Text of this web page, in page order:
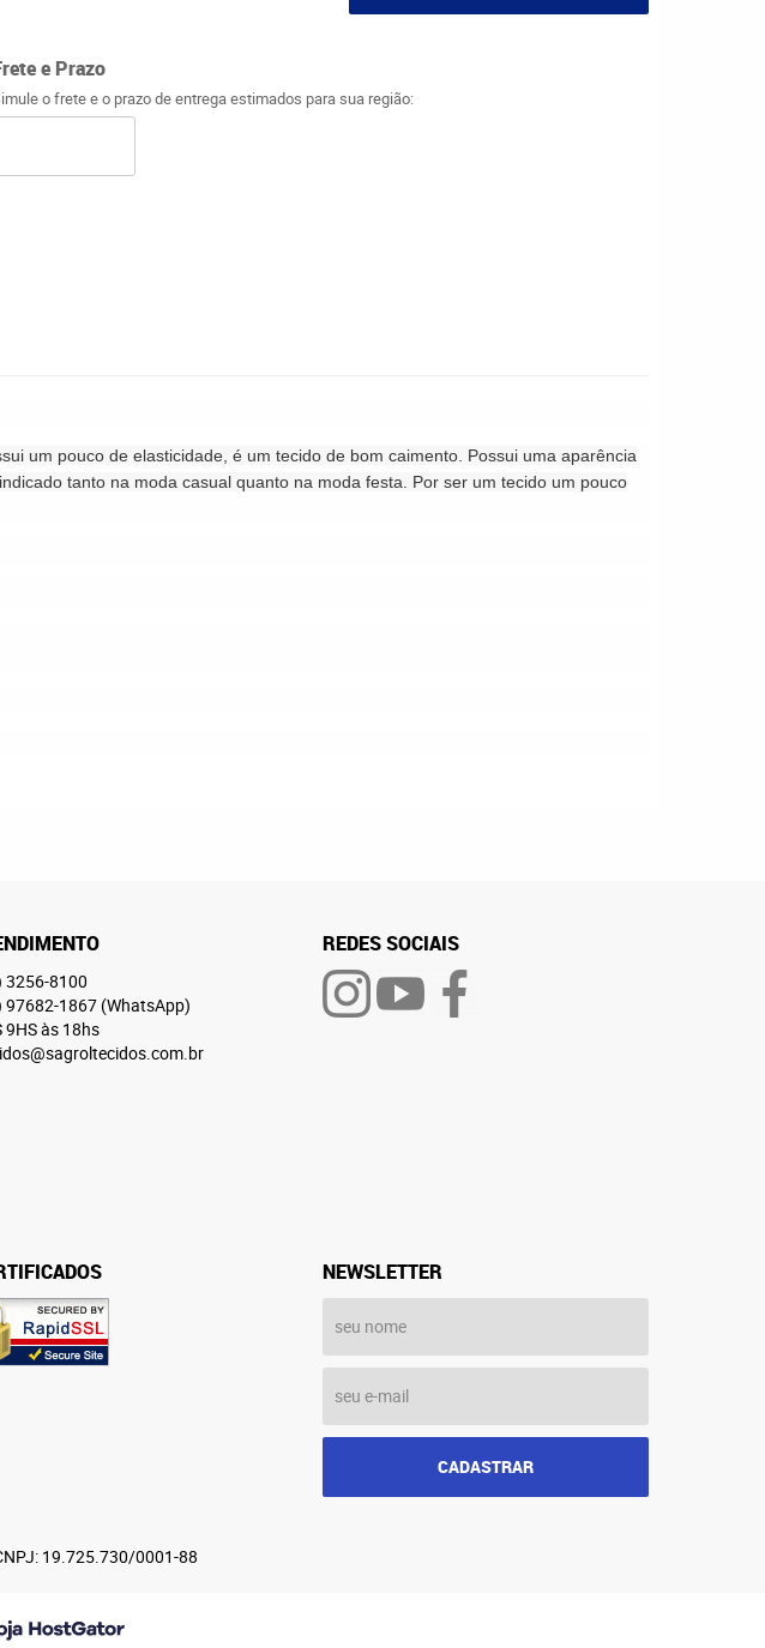
e Prazo
o frete e o prazo de entrega estimados para sua região:
um pouco de elasticidade, é um tecido de bom caimento. Possui uma aparência
tanto na moda casual quanto na moda festa. Por ser um tecido um pouco
3256-8100
97682-1867 (WhatsApp)
9HS às 18hs
REDES SOCIAIS
NEWSLETTER
CADASTRAR
19.725.730/0001-88